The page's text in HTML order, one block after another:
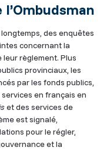
longtemps, des enquêtes
concernant la
règlement. Plus
provinciaux, les
par les fonds publics,
en français en
et des services de
est signalé,
pour le régler,
et la